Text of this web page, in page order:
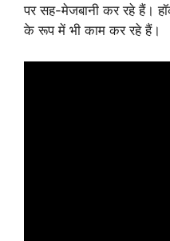
पर सह-मेजबानी कर रहे हैं।
के रूप में भी काम कर रहे हैं।